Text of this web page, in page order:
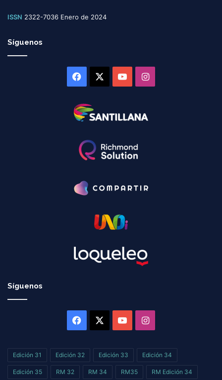
ISSN 2322-7036 Enero de 2024
Síguenos
Facebook YouTubeInstagram
Síguenos
Facebook YouTubeInstagram
Edición 31 Edición 32 Edición 33 Edición 34
Edición 35 RM 32 RM 34 RM35 RM Edición 34